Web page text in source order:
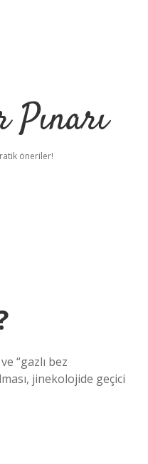
öneriler!
“gazlı bez
jinekolojide geçici